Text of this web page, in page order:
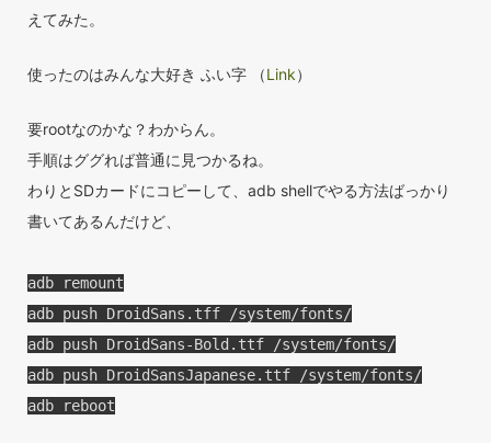
えてみた。
使ったのはみんな大好き ふい字 （Link）
要rootなのかな？わからん。
手順はググれば普通に見つかるね。
わりとSDカードにコピーして、adb shellでやる方法ばっかり
書いてあるんだけど、
adb remount
adb push DroidSans.tff /system/fonts/
adb push DroidSans-Bold.ttf /system/fonts/
adb push DroidSansJapanese.ttf /system/fonts/
adb reboot